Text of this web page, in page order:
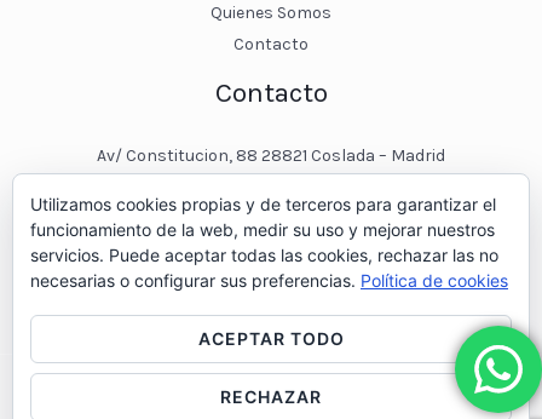
Quienes Somos
Contacto
Contacto
Av/ Constitucion, 88 28821 Coslada – Madrid
pinturasurbano@hotmail.es
+34 – 643 00 74 11
© 2026 Pintores en Madrid - Pinturas Urbano
Utilizamos cookies propias y de terceros para garantizar el
funcionamiento de la web, medir su uso y mejorar nuestros
servicios. Puede aceptar todas las cookies, rechazar las no
necesarias o configurar sus preferencias. Política de cookies
ACEPTAR TODO
RECHAZAR